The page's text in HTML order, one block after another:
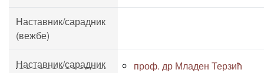
Наставник/сарадник
(вежбе)
Наставник/сарадник
проф. др Младен Терзић